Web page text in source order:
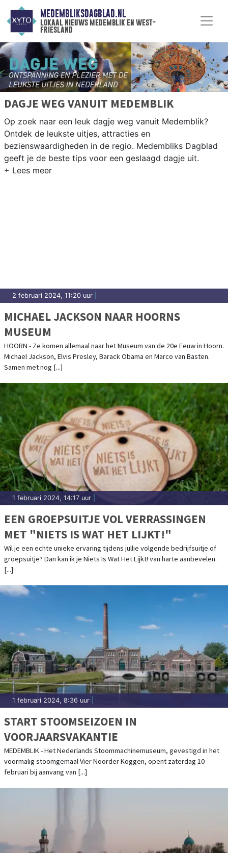
MEDEMBLIKSDAGBLAD.NL
lokaal nieuws medemblik en west-
friesland
DAGJE WEG VANUIT MEDEMBLIK
Op zoek naar een leuk dagje weg vanuit Medemblik?
Ontdek de leukste uitjes, attracties en
bezienswaardigheden in de regio. Medembliks Dagblad
geeft je de beste tips voor een geslaagd dagje uit.
2 februari 2024, 11:20 uur
MICHAEL JACKSON NAAR HOORNS
MUSEUM
HOORN - Ze komen allemaal naar het Museum van de 20e Eeuw in Hoorn.
Michael Jackson, Elvis Presley, Barack Obama en Marco van Basten.
Samen met nog [...]
1 februari 2024, 14:17 uur
EEN GROEPSUITJE VOL VERRASSINGEN
MET "NIETS IS WAT HET LIJKT!"
Wil je een echte unieke ervaring tijdens jullie volgende bedrijfsuitje of
groepsuitje? Dan kan ik je Niets Is Wat Het Lijkt! van harte aanbevelen.
[...]
1 februari 2024, 8:36 uur
START STOOMSEIZOEN IN
VOORJAARSVAKANTIE
MEDEMBLIK - Het Nederlands Stoommachinemuseum, gevestigd in het
voormalig stoomgemaal Vier Noorder Koggen, opent zaterdag 10
februari bij aanvang van [...]